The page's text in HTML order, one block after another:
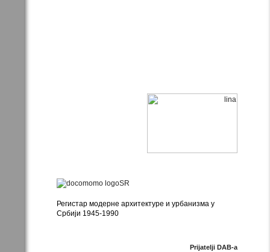
Регистар модерне архитектуре и урбанизма у
Србији 1945-1990
Prijatelji DAB-a